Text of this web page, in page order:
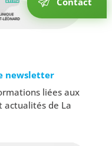
newsletter
liées aux
actualités de La